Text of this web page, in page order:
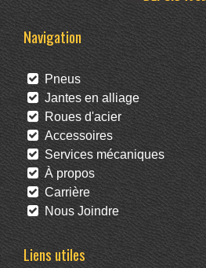
Navigation
Pneus
Jantes en alliage
Roues d'acier
Accessoires
Services mécaniques
À propos
Carrière
Nous Joindre
Liens utiles